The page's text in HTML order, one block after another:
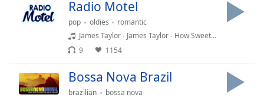
Opacity
Size
Radio Motel
pop oldies
romantic
James Taylor - James Taylor - How Sweet It Is (To Be Loved by You)
9
1154
Bossa Nova Brazil
brazilian
bossa nova